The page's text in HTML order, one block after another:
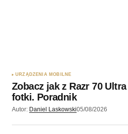
Wyślij komentarz
URZĄDZENIA MOBILNE
Zobacz jak z Razr 70
fotki. Poradnik
Autor: Daniel Laskowski05/08/2026